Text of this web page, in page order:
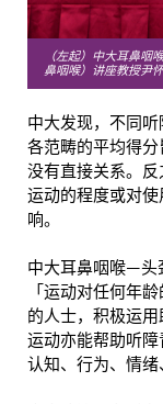
（左起）中大耳鼻咽
鼻咽喉）讲座教授尹
中大发现，不同
各范畴的平均得
没有直接关系。
运动的程度或对
响。
中大耳鼻咽喉—头
「运动对任何年
的人士，积极运用
运动亦能帮助听
认知、行为、情绪